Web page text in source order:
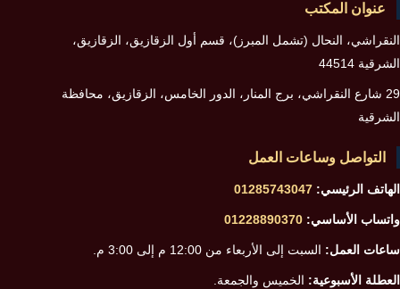
عنوان المكتب
النقراشي، النحال (تشمل المبرز)، قسم أول الزقازيق، الزقازيق،
الشرقية 44514
29 شارع النقراشي، برج المنار، الدور الخامس، الزقازيق، محافظة
الشرقية
التواصل وساعات العمل
الهاتف الرئيسي: 01285743047
واتساب الأساسي: 01228890370
ساعات العمل: السبت إلى الأربعاء من 12:00 م إلى 3:00 م.
العطلة الأسبوعية: الخميس والجمعة.